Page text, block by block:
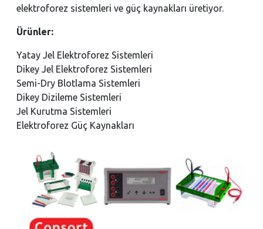
elektroforez sistemleri ve güç kaynakları üretiyor.
Ürünler:
Yatay Jel Elektroforez Sistemleri
Dikey Jel Elektroforez Sistemleri
Semi-Dry Blotlama Sistemleri
Dikey Dizileme Sistemleri
Jel Kurutma Sistemleri
Elektroforez Güç Kaynakları